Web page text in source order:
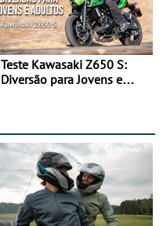
Teste Kawasaki Z650 S:
Diversão para Jovens e